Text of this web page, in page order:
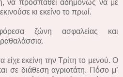
να προσπαθεί αδημονώς να με
κι εκείνο το πρωί.
ζώνη ασφαλείας και
εκείνη την Τρίτη το μενού. Ο
σε διάθεση αγριοτάτη. Πόσο μ’